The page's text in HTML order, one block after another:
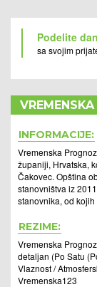
Podelite
sa svojim
INFORMACIJE:
Vremenska
županiji, Hrvatska,
Čakovec. Opština
stanovništva iz
stanovnika, od
REZIME:
Vremenska
detaljan (Po Satu
Vlaznost /
Vremenska123